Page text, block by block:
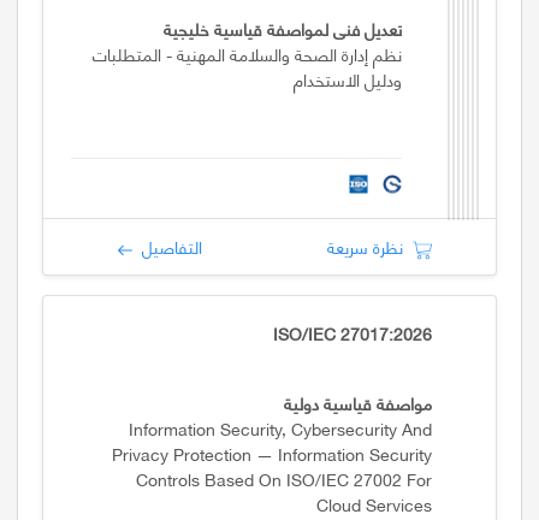
تعديل فني لمواصفة قياسية خليجية
نظم إدارة الصحة والسلامة المهنية - المتطلبات
ودليل الاستخدام
نظرة سريعة التفاصيل
ISO/IEC 27017:2026
مواصفة قياسية دولية
Information Security, Cybersecurity And
Privacy Protection — Information Security
Controls Based On ISO/IEC 27002 For
Cloud Services